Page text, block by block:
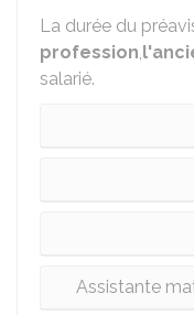
La durée du
profession,
salarié.
Assistante